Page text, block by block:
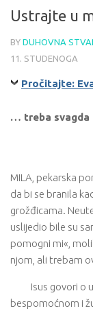
Ustrajte u
BY DUHOVNA
11. STUDENOGA
Pročitajte:
… treba svagda
MILA, pekarska
da bi se branila
grožđicama.
uslijedio bile su
pomogni mi«,
njom, ali trebam
Isus govori o
bespomoćnom i